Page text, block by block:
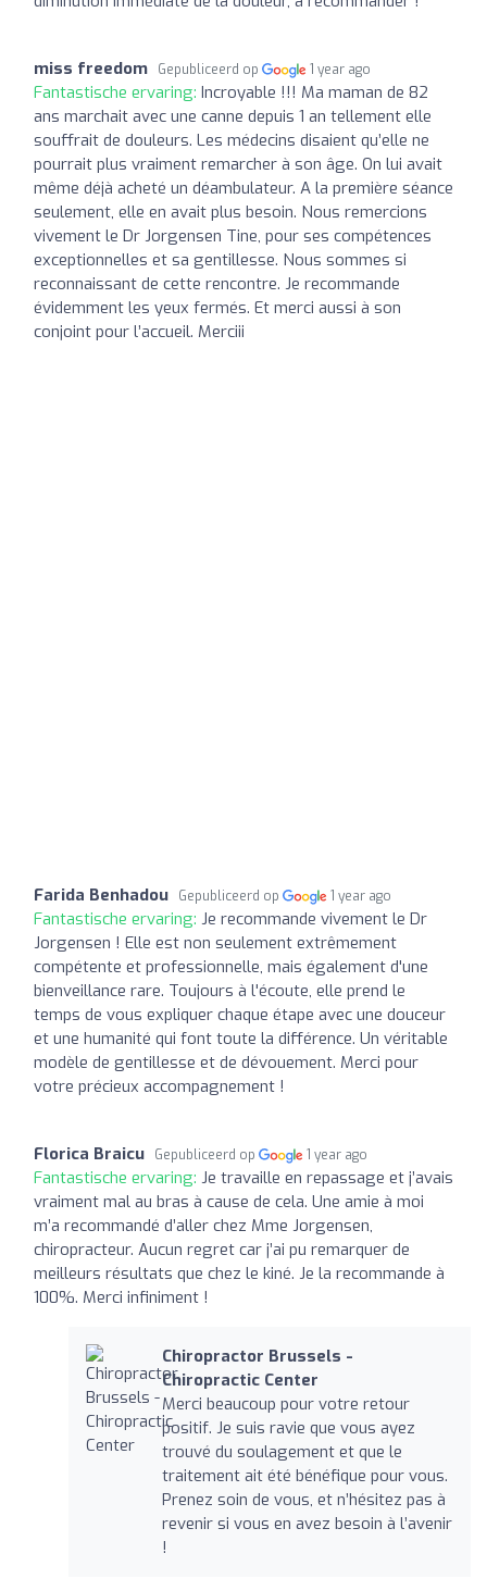
miss freedom Gepubliceerd op 1 year ago
Fantastische ervaring: Incroyable !!! Ma maman de 82
ans marchait avec une canne depuis 1 an tellement elle
souffrait de douleurs. Les médecins disaient qu’elle ne
pourrait plus vraiment remarcher à son âge. On lui avait
même déjà acheté un déambulateur. A la première séance
seulement, elle en avait plus besoin. Nous remercions
vivement le Dr Jorgensen Tine, pour ses compétences
exceptionnelles et sa gentillesse. Nous sommes si
reconnaissant de cette rencontre. Je recommande
évidemment les yeux fermés. Et merci aussi à son
conjoint pour l’accueil. Merciii
Farida Benhadou Gepubliceerd op 1 year ago
Fantastische ervaring: Je recommande vivement le Dr
Jorgensen ! Elle est non seulement extrêmement
compétente et professionnelle, mais également d'une
bienveillance rare. Toujours à l'écoute, elle prend le
temps de vous expliquer chaque étape avec une douceur
et une humanité qui font toute la différence. Un véritable
modèle de gentillesse et de dévouement. Merci pour
votre précieux accompagnement !
Florica Braicu Gepubliceerd op 1 year ago
Fantastische ervaring: Je travaille en repassage et j’avais
vraiment mal au bras à cause de cela. Une amie à moi
m’a recommandé d’aller chez Mme Jorgensen,
chiropracteur. Aucun regret car j’ai pu remarquer de
meilleurs résultats que chez le kiné. Je la recommande à
100%. Merci infiniment !
Chiropractor Brussels -
Chiropractic Center
Merci beaucoup pour votre retour
positif. Je suis ravie que vous ayez
trouvé du soulagement et que le
traitement ait été bénéfique pour vous.
Prenez soin de vous, et n’hésitez pas à
revenir si vous en avez besoin à l’avenir
!